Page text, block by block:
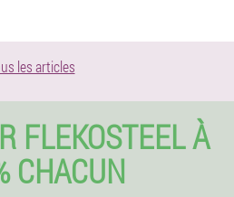
les articles
FLEKOSTEEL À
CHACUN